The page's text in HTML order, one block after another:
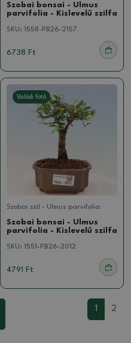
Szobai bonsai - Ulmus
parvifolia - Kislevelű szilfa
SKU: 1558-PB26-2157
6738 Ft
Valódi fotó
Szobai szil - Ulmus parvifolia
Szobai bonsai - Ulmus
parvifolia - Kislevelű szilfa
SKU: 1551-PB26-2012
4791 Ft
1 2